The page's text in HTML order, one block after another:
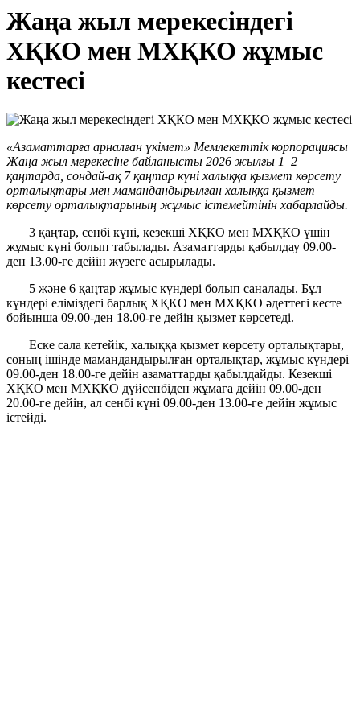
Жаңа жыл мерекесіндегі
ХҚКО мен МХҚКО жұмыс
кестесі
«Азаматтарға арналған үкімет» Мемлекеттік корпорациясы
Жаңа жыл мерекесіне байланысты 2026 жылғы 1–2
қаңтарда, сондай-ақ 7 қаңтар күні халыққа қызмет көрсету
орталықтары мен мамандандырылған халыққа қызмет
көрсету орталықтарының жұмыс істемейтінін хабарлайды.
3 қаңтар, сенбі күні, кезекші ХҚКО мен МХҚКО үшін
жұмыс күні болып табылады. Азаматтарды қабылдау 09.00-
ден 13.00-ге дейін жүзеге асырылады.
5 және 6 қаңтар жұмыс күндері болып саналады. Бұл
күндері еліміздегі барлық ХҚКО мен МХҚКО әдеттегі кесте
бойынша 09.00-ден 18.00-ге дейін қызмет көрсетеді.
Еске сала кетейік, халыққа қызмет көрсету орталықтары,
соның ішінде мамандандырылған орталықтар, жұмыс күндері
09.00-ден 18.00-ге дейін азаматтарды қабылдайды. Кезекші
ХҚКО мен МХҚКО дүйсенбіден жұмаға дейін 09.00-ден
20.00-ге дейін, ал сенбі күні 09.00-ден 13.00-ге дейін жұмыс
істейді.